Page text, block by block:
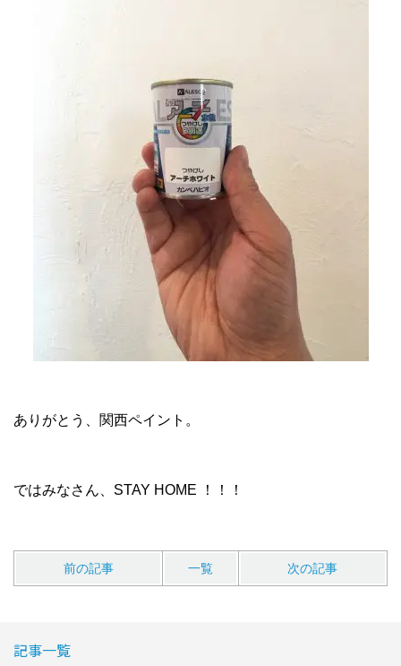
ありがとう、関西ペイント。
ではみなさん、STAY HOME ！！！
前の記事 一覧 次の記事
記事一覧